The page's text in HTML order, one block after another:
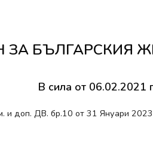
ЗА БЪЛГАРСКИЯ
В сила от 06.02.2021
и доп. ДВ. бр.10 от 31 Януари